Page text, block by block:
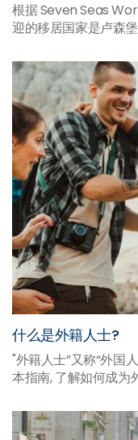
根据 Seven Seas
迎的移居国家是卢森
什么是外籍人士?
"外籍人士”又称“外国
本指南, 了解如何成为